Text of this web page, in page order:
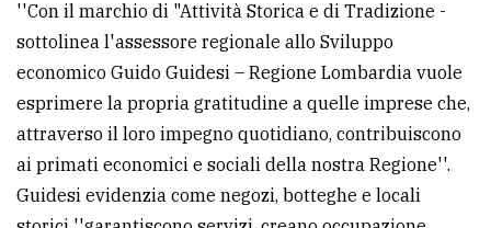
''Con il marchio di "Attività Storica e di Tradizione -
sottolinea l'assessore regionale allo Sviluppo
economico Guido Guidesi – Regione Lombardia vuole
esprimere la propria gratitudine a quelle imprese che,
attraverso il loro impegno quotidiano, contribuiscono
ai primati economici e sociali della nostra Regione''.
Guidesi evidenzia come negozi, botteghe e locali